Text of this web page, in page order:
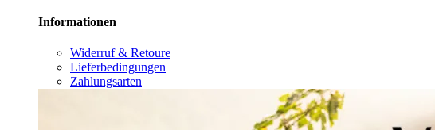
Informationen
Widerruf & Retoure
Lieferbedingungen
Zahlungsarten